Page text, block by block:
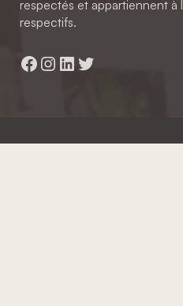
respectés et appartiennent à
respectifs.
Facebook
Instagram
LinkedIn
Twitter